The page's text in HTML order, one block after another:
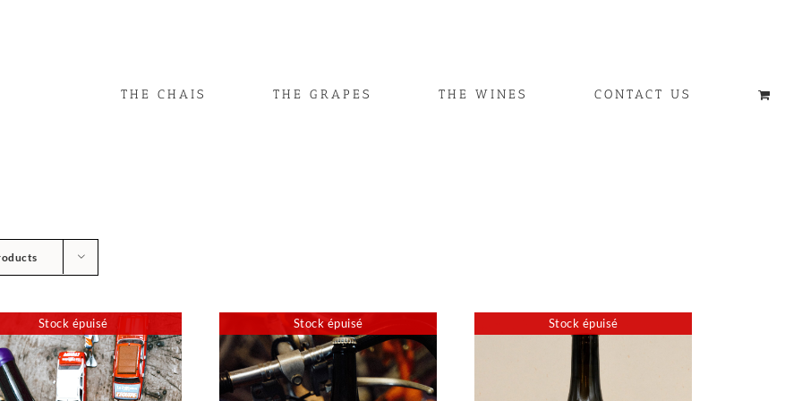
THE CHAIS THE GRAPES THE WINES CONTACT US
Stock épuisé Stock épuisé Stock épuisé